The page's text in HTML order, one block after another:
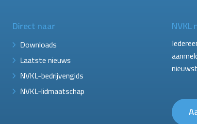
Direct naar
Downloads
Laatste nieuws
NVKL-bedrijvengids
NVKL-lidmaatschap